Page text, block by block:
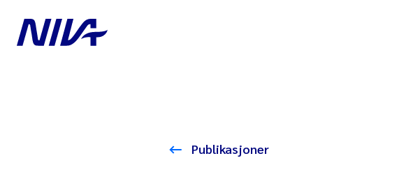
Publikasjoner